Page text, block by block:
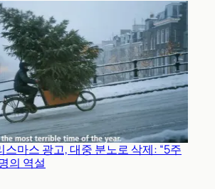
스마스 광고, 대중 분노로 삭제: “5주
의 역설